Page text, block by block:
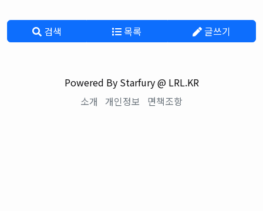
검색 목록 글쓰기
Powered By Starfury @ LRL.KR
소개 개인정보 면책조항